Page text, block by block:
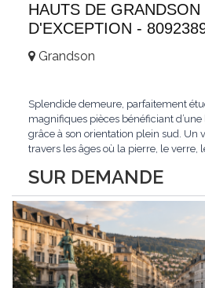
HAUTS DE
D'EXCEPTION -
SUR DEMANDE
Grandson
Splendide demeure, parfaitement
magnifiques pièces bénéficiant
grâce à son orientation plein sud. Un
travers les âges où la pierre, le verre,
de Grandson, entourée de nature et